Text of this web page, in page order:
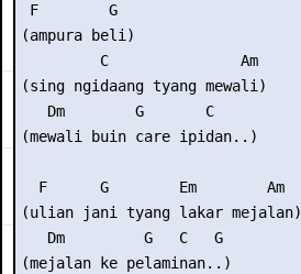
F        G
(ampura beli)
         C               Am
(sing ngidaang tyang mewali)
   Dm        G       C
(mewali buin care ipidan..)
  F      G        Em        Am
(ulian jani tyang lakar mejalan)
   Dm         G   C   G
(mejalan ke pelaminan..)